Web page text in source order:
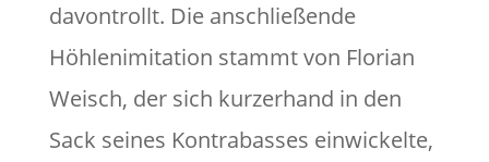
davontrollt. Die anschließende
Höhlenimitation stammt von Florian
Weisch, der sich kurzerhand in den
Sack seines Kontrabasses einwickelte,